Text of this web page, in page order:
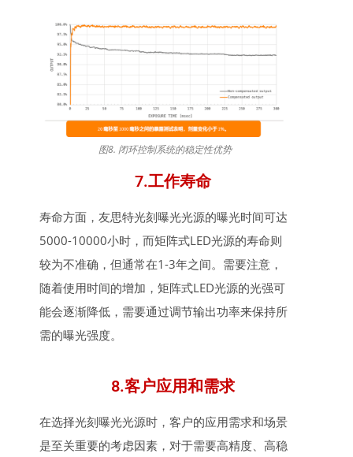
图8. 闭环控制系统的稳定性优势
7.工作寿命
寿命方面，友思特光刻曝光光源的曝光时间可达
5000-10000小时，而矩阵式LED光源的寿命则
较为不准确，但通常在1-3年之间。需要注意，
随着使用时间的增加，矩阵式LED光源的光强可
能会逐渐降低，需要通过调节输出功率来保持所
需的曝光强度。
8.客户应用和需求
在选择光刻曝光光源时，客户的应用需求和场景
是至关重要的考虑因素，对于需要高精度、高稳